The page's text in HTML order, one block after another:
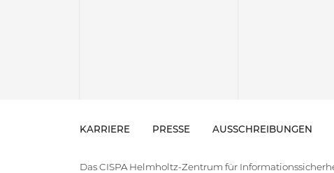
KARRIERE PRESSE AUSSCHREIBUNGEN
Das CISPA Helmholtz-Zentrum für